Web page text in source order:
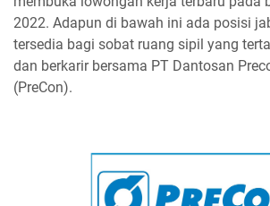
2022. Adapun di bawah ini ada posisi
tersedia bagi sobat ruang sipil yang
dan berkarir bersama PT Dantosan
(PreCon).